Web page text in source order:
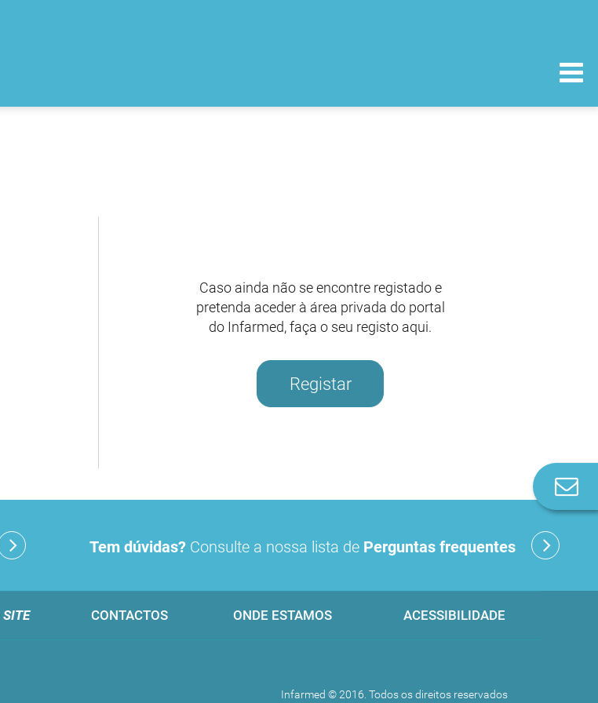
Caso ainda não se encontre registado e
pretenda aceder à área privada do portal
do Infarmed, faça o seu registo aqui.
Registar
Tem dúvidas? Consulte a nossa lista de Perguntas frequentes
SITE CONTACTOS ONDE ESTAMOS ACESSIBILIDADE
Infarmed © 2016. Todos os direitos reservados